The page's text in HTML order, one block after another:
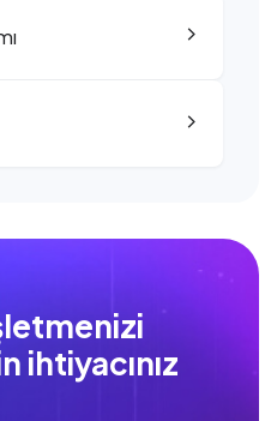
ihtiyacınız